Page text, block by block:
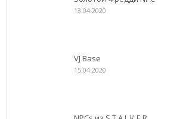
13.04.2020
VJ Base
15.04.2020